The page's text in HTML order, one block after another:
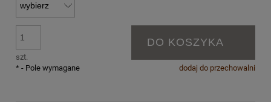
szt.
DO KOSZYKA
dodaj do przechowalni
* - Pole wymagane